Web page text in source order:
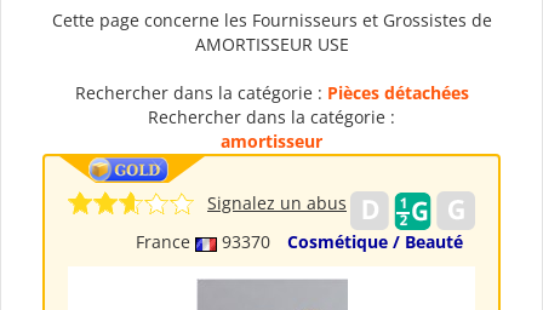
Cette page concerne les Fournisseurs et Grossistes de
AMORTISSEUR USE
Rechercher dans la catégorie : Pièces détachées
Rechercher dans la catégorie :
amortisseur
France 93370 Cosmétique / Beauté
Signalez un abus